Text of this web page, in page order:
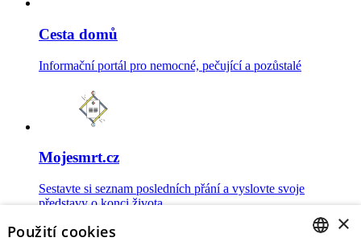
Cesta domů
Informační portál pro nemocné, pečující a pozůstalé
Mojesmrt.cz
Sestavte si seznam posledních přání a vyslovte svoje
představy o konci života
×
Použití cookies